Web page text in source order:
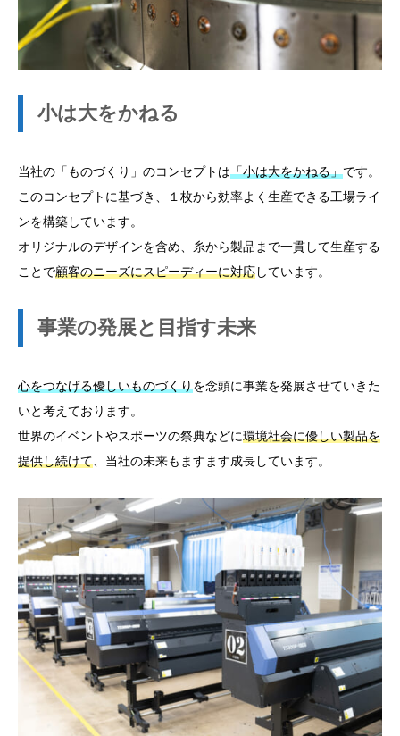
小は大をかねる
当社の「ものづくり」のコンセプトは「小は大をかねる」です。
このコンセプトに基づき、１枚から効率よく生産できる工場ライ
ンを構築しています。
オリジナルのデザインを含め、糸から製品まで一貫して生産する
ことで顧客のニーズにスピーディーに対応しています。
事業の発展と目指す未来
心をつなげる優しいものづくりを念頭に事業を発展させていきた
いと考えております。
世界のイベントやスポーツの祭典などに環境社会に優しい製品を
提供し続けて 、当社の未来もますます成長しています。